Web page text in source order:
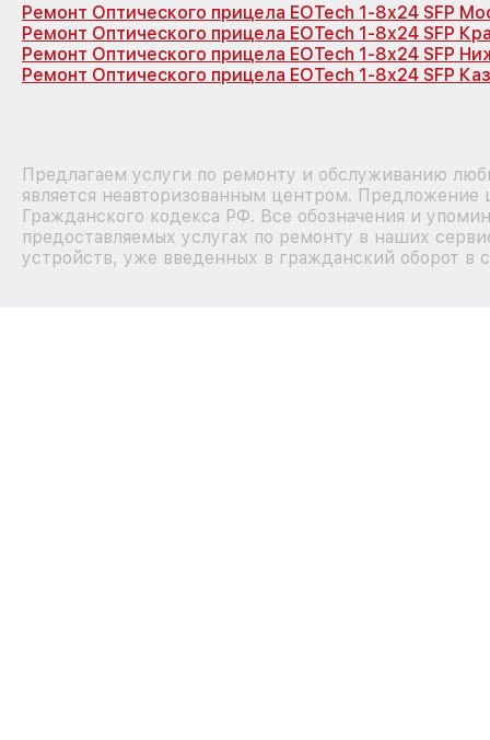
Ремонт Оптического прицела EOTech 1-8x24 SFP
Ремонт Оптического прицела EOTech 1-8x24 SFP
Ремонт Оптического прицела EOTech 1-8x24 SFP
Ремонт Оптического прицела EOTech 1-8x24 SFP
Предлагаем услуги по ремонту и обслуживанию
является неавторизованным центром.
Гражданского кодекса РФ. Все обозначения и
предоставляемых услугах по ремонту в наших
устройств, уже введенных в гражданский оборот в